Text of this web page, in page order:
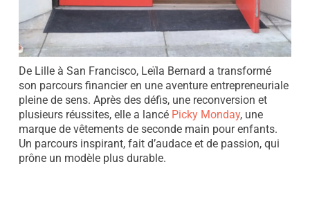
De Lille à San Francisco, Leïla Bernard a transformé
son parcours financier en une aventure entrepreneuriale
pleine de sens. Après des défis, une reconversion et
plusieurs réussites, elle a lancé Picky Monday, une
marque de vêtements de seconde main pour enfants.
Un parcours inspirant, fait d’audace et de passion, qui
prône un modèle plus durable.